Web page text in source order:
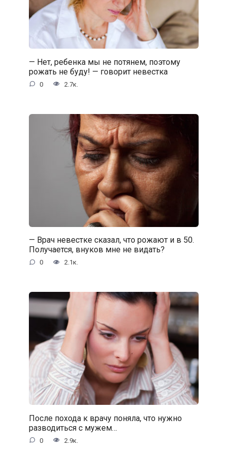
— Нет, ребенка мы не потянем, поэтому
рожать не буду! — говорит невестка
0 2.7к.
— Врач невестке сказал, что рожают и в 50.
Получается, внуков мне не видать?
0 2.1к.
После похода к врачу поняла, что нужно
разводиться с мужем…
0 2.9к.